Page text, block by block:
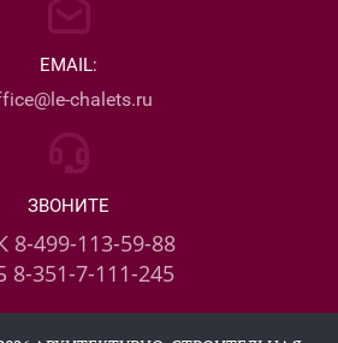
EMAIL:
chalets.ru
ЗВОНИТЕ
8-499-113-59-88
8-351-7-111-245